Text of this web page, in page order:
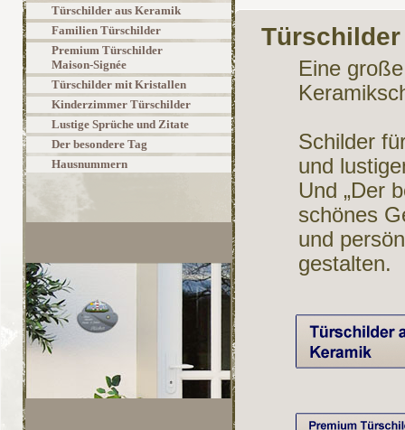
Türschilder aus Keramik
Familien Türschilder
Premium Türschilder
Maison-Signée
Türschilder mit Kristallen
Kinderzimmer Türschilder
Lustige Sprüche und Zitate
Der besondere Tag
Hausnummern
Eine
Schilder
und
Und „Der
schönes
und
gestalten.